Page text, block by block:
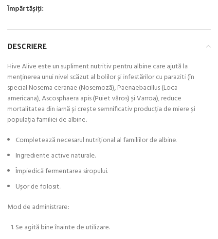
Împărtășiți:
DESCRIERE
Hive Alive este un supliment nutritiv pentru albine care ajută la
menținerea unui nivel scăzut al bolilor și infestărilor cu paraziti (în
special Nosema ceranae (Nosemoză), Paenaebacillus (Loca
americana), Ascosphaera apis (Puiet văros) și Varroa), reduce
mortalitatea din iarnă și crește semnificativ producția de miere și
populația familiei de albine.
Completează necesarul nutrițional al familiilor de albine.
Ingrediente active naturale.
Împiedică fermentarea siropului.
Ușor de folosit.
Mod de administrare:
Se agită bine înainte de utilizare.